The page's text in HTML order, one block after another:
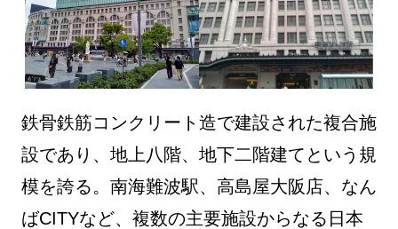
鉄骨鉄筋コンクリート造で建設された複合施
設であり、地上八階、地下二階建てという規
模を誇る。南海難波駅、高島屋大阪店、なん
ばCITYなど、複数の主要施設からなる日本